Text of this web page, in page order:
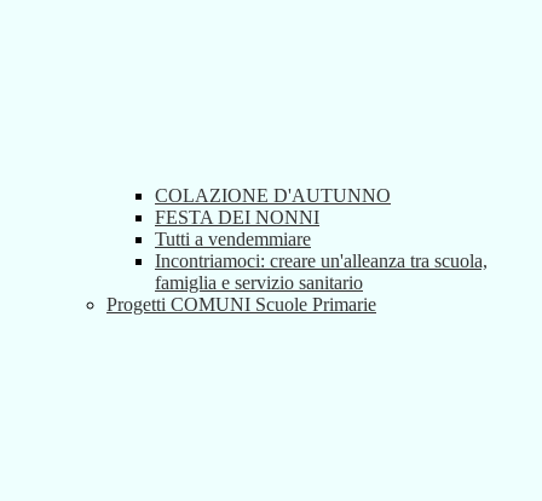
COLAZIONE D'AUTUNNO
FESTA DEI NONNI
Tutti a vendemmiare
Incontriamoci: creare un'alleanza tra scuola,
famiglia e servizio sanitario
Progetti COMUNI Scuole Primarie